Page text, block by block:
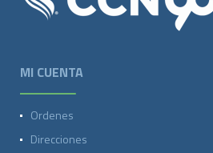
MI CUENTA
Ordenes
Direcciones